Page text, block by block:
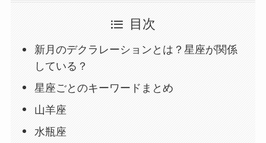
目次
新月のデクラレーションとは？星座が関係
している？
星座ごとのキーワードまとめ
山羊座
水瓶座